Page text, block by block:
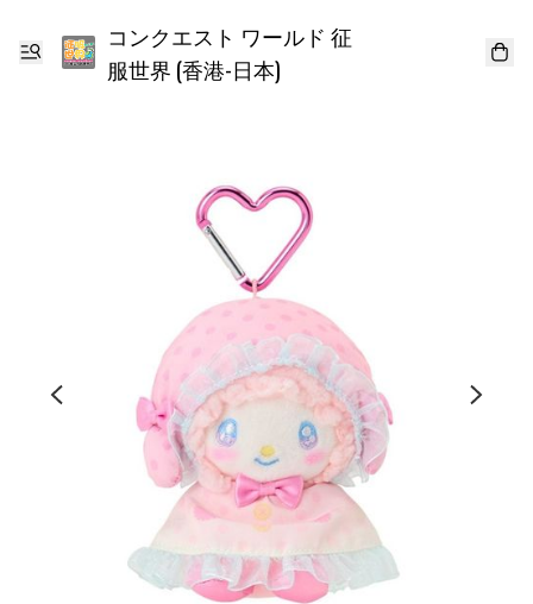
コンクエスト ワールド 征
服世界 (香港-日本)